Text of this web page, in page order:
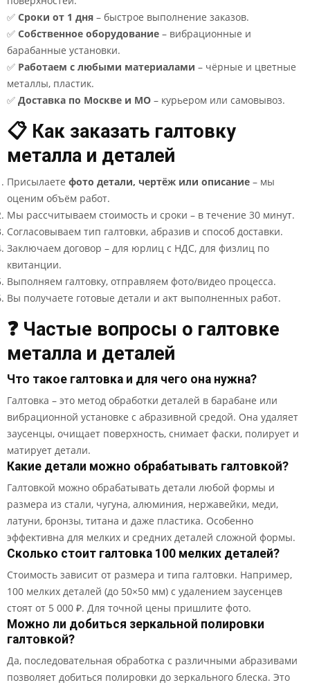
✅ Сроки от 1 дня – быстрое выполнение заказов.
✅ Собственное оборудование – вибрационные и
барабанные установки.
✅ Работаем с любыми материалами – чёрные и цветные
металлы, пластик.
✅ Доставка по Москве и МО – курьером или самовывоз.
📋 Как заказать галтовку
металла и деталей
Присылаете фото детали, чертёж или описание – мы
оценим объём работ.
Мы рассчитываем стоимость и сроки – в течение 30 минут.
Согласовываем тип галтовки, абразив и способ доставки.
Заключаем договор – для юрлиц с НДС, для физлиц по
квитанции.
Выполняем галтовку, отправляем фото/видео процесса.
Вы получаете готовые детали и акт выполненных работ.
❓ Частые вопросы о галтовке
металла и деталей
Что такое галтовка и для чего она нужна?
Галтовка – это метод обработки деталей в барабане или
вибрационной установке с абразивной средой. Она удаляет
заусенцы, очищает поверхность, снимает фаски, полирует и
матирует детали.
Какие детали можно обрабатывать галтовкой?
Галтовкой можно обрабатывать детали любой формы и
размера из стали, чугуна, алюминия, нержавейки, меди,
латуни, бронзы, титана и даже пластика. Особенно
эффективна для мелких и средних деталей сложной формы.
Сколько стоит галтовка 100 мелких деталей?
Стоимость зависит от размера и типа галтовки. Например,
100 мелких деталей (до 50×50 мм) с удалением заусенцев
стоят от 5 000 ₽. Для точной цены пришлите фото.
Можно ли добиться зеркальной полировки
галтовкой?
Да, последовательная обработка с различными абразивами
позволяет добиться полировки до зеркального блеска. Это